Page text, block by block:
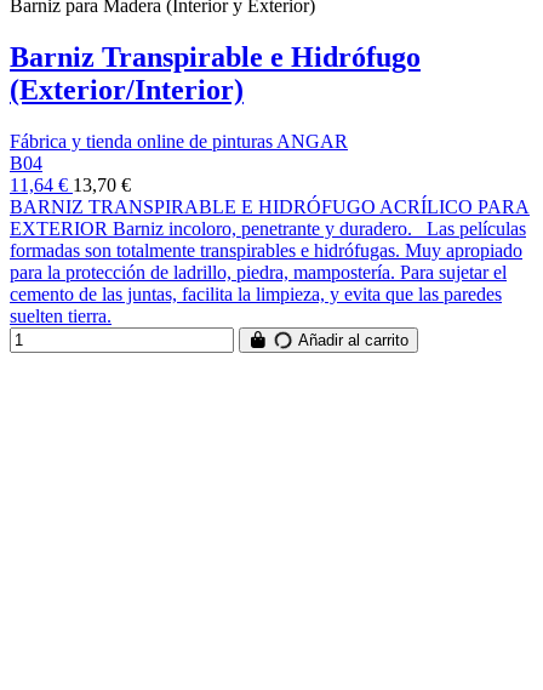
Barniz para Madera (Interior y Exterior)
Barniz Transpirable e Hidrófugo
(Exterior/Interior)
Fábrica y tienda online de pinturas ANGAR
B04
11,64 € 13,70 €
BARNIZ TRANSPIRABLE E HIDRÓFUGO ACRÍLICO PARA
EXTERIOR Barniz incoloro, penetrante y duradero. Las películas
formadas son totalmente transpirables e hidrófugas. Muy apropiado
para la protección de ladrillo, piedra, mampostería. Para sujetar el
cemento de las juntas, facilita la limpieza, y evita que las paredes
suelten tierra.
Añadir al carrito